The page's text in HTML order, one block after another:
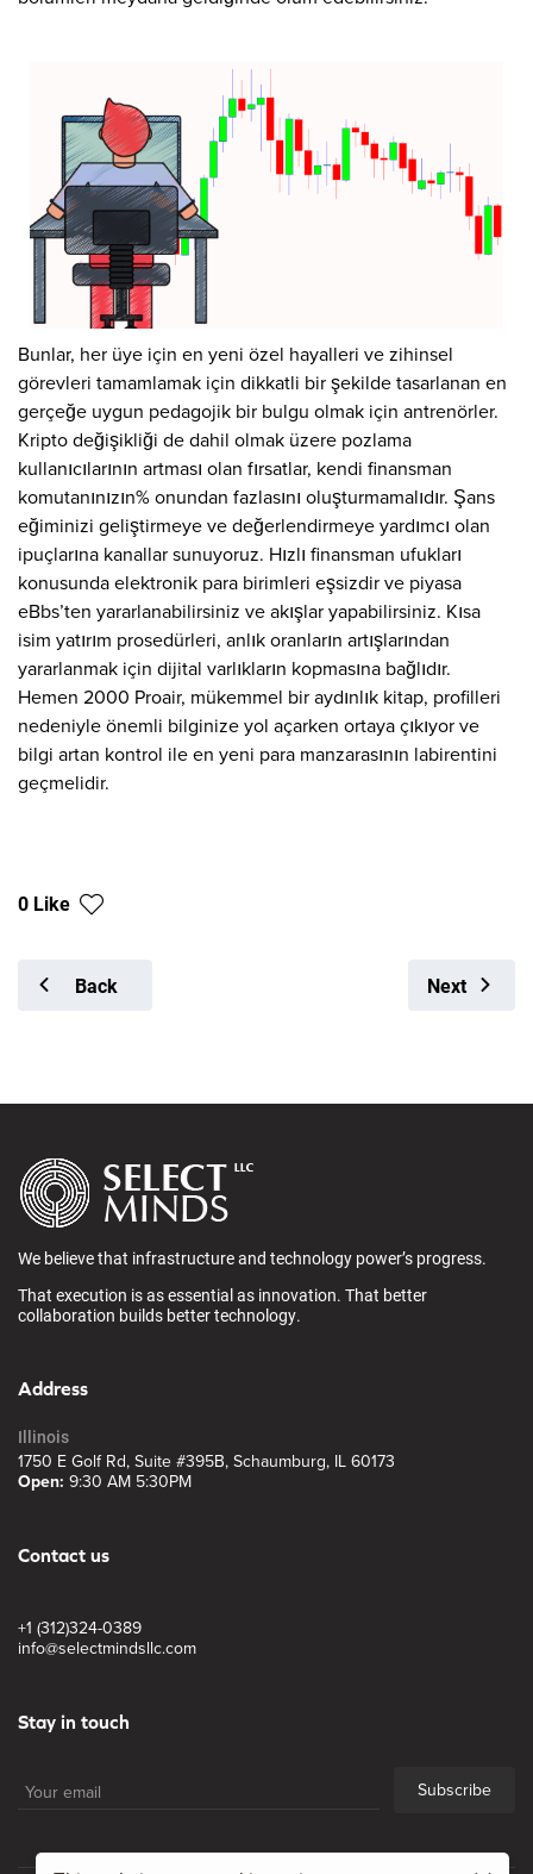
Bunlar, her üye için en yeni özel hayalleri ve zihinsel
görevleri tamamlamak için dikkatli bir şekilde tasarlanan en
gerçeğe uygun pedagojik bir bulgu olmak için antrenörler.
Kripto değişikliği de dahil olmak üzere pozlama
kullanıcılarının artması olan fırsatlar, kendi finansman
komutanınızın% onundan fazlasını oluşturmamalıdır. Şans
eğiminizi geliştirmeye ve değerlendirmeye yardımcı olan
ipuçlarına kanallar sunuyoruz. Hızlı finansman ufukları
konusunda elektronik para birimleri eşsizdir ve piyasa
eBbs’ten yararlanabilirsiniz ve akışlar yapabilirsiniz. Kısa
isim yatırım prosedürleri, anlık oranların artışlarından
yararlanmak için dijital varlıkların kopmasına bağlıdır.
Hemen 2000 Proair, mükemmel bir aydınlık kitap, profilleri
nedeniyle önemli bilginize yol açarken ortaya çıkıyor ve
bilgi artan kontrol ile en yeni para manzarasının labirentini
geçmelidir.
0 Like
Back Next
We believe that infrastructure and technology power’s progress.
That execution is as essential as innovation. That better
collaboration builds better technology.
Address
Illinois
1750 E Golf Rd, Suite #395B, Schaumburg, IL 60173
Open: 9:30 AM 5:30PM
Contact us
+1 (312)324-0389
info@selectmindsllc.com
Stay in touch
Subscribe